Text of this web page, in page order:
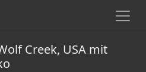
Creek, USA mit